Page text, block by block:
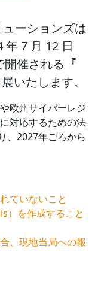
ーションズは
年 7 月 12 日
開催される 『
いたします。
欧州サイバーレジ
対応するための法
、2027年ごろから
ていないこと
を作成すること
、現地当局への報